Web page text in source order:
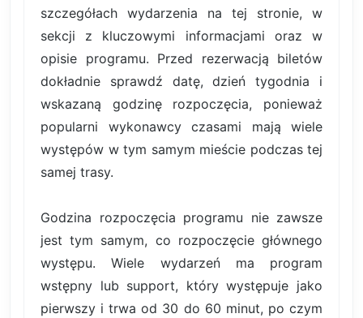
szczegółach wydarzenia na tej stronie, w
sekcji z kluczowymi informacjami oraz w
opisie programu. Przed rezerwacją biletów
dokładnie sprawdź datę, dzień tygodnia i
wskazaną godzinę rozpoczęcia, ponieważ
popularni wykonawcy czasami mają wiele
występów w tym samym mieście podczas tej
samej trasy.
Godzina rozpoczęcia programu nie zawsze
jest tym samym, co rozpoczęcie głównego
występu. Wiele wydarzeń ma program
wstępny lub support, który występuje jako
pierwszy i trwa od 30 do 60 minut, po czym